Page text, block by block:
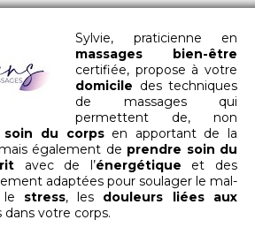
Sylvie, praticienne en
massages bien-être
certifiée, propose à votre
domicile des techniques
de massages qui
permettent de, non
soin du corpsen apportant de la
également de prendre soin du
avec de l’énergétique et des
adaptées pour soulager le mal-
le stress, les douleurs liées aux
votre corps.